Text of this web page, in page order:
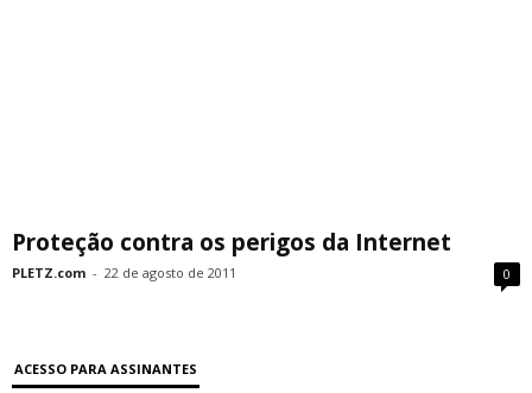
Proteção contra os perigos da Internet
PLETZ.com - 22 de agosto de 2011 0
ACESSO PARA ASSINANTES